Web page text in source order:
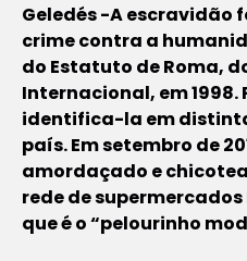
Geledés -A escravidão
crime contra a
do Estatuto de Roma,
Internacional, em 1998.
identifica-la em
país. Em setembro de
amordaçado e
rede de supermercados
que é o “pelourinho